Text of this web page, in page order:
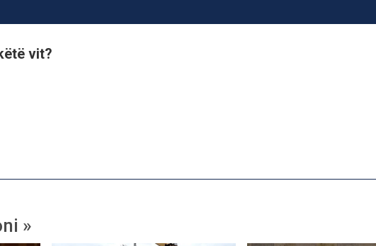
vit?
»